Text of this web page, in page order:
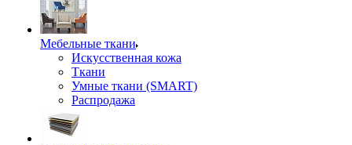
Мебельные ткани
Искусственная кожа
Ткани
Умные ткани (SMART)
Распродажа